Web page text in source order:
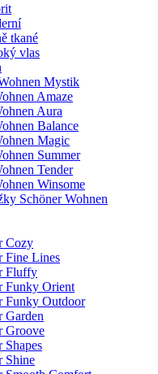
tkané
vlas
Mystik
Amaze
Aura
Balance
Magic
Summer
Tender
Winsome
Schöner Wohnen
Cozy
Fine Lines
Fluffy
Funky Orient
Funky Outdoor
Garden
Groove
Shapes
Shine